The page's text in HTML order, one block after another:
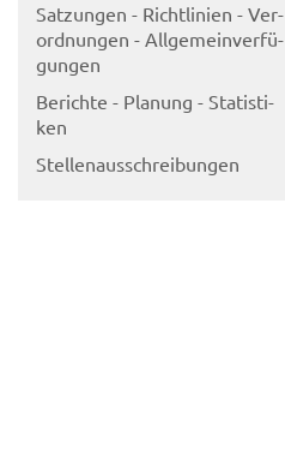
Sat­zun­gen - Richt­li­ni­en - Ver­
ord­nun­gen - All­ge­mein­ver­fü­
gun­gen
Be­rich­te - Pla­nung - Sta­tis­ti­
ken
Stel­len­aus­schrei­bun­gen